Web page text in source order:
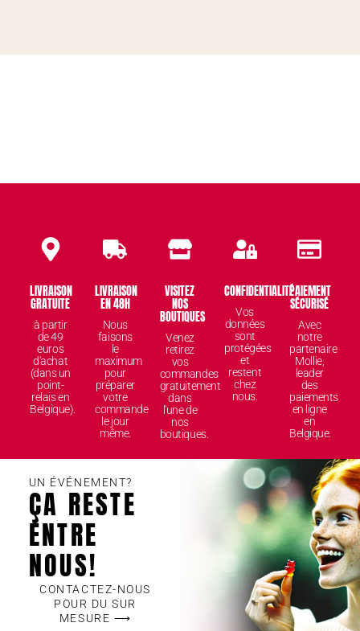
LIVRAISON
GRATUITE
à partir
de 49
euros
d'achat
(dans un
point-
relais en
Belgique).
LIVRAISON
EN 48H
Nous
faisons
le
maximum
pour
préparer
votre
commande
le jour
même.
VISITEZ
NOS
BOUTIQUES
Venez
retirez
vos
commandes
gratuitement
dans
l'une de
nos
boutiques.
CONFIDENTIALITÉ
Vos
données
sont
protégées
et
restent
chez
nous.
PAIEMENT
SÉCURISÉ
Avec
notre
partenaire
Mollie,
leader
des
paiements
en ligne
en
Belgique.
UN ÉVÉNEMENT?
ÇA RESTE
ENTRE
NOUS!
CONTACTEZ-NOUS
POUR DU SUR
MESURE ⟶